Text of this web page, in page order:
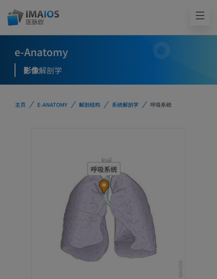
e-Anatomy
影像解剖学
主页 E-ANATOMY 解剖结构 系统解剖学 呼吸系统